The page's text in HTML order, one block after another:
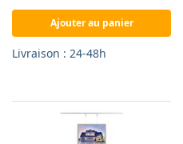
Ajouter au panier
Livraison : 24-48h